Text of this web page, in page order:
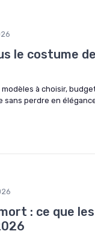
le costume
à choisir,
perdre en
: ce que